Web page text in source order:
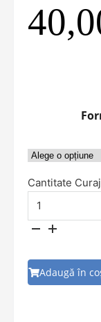
Cantitate
Adaugă în